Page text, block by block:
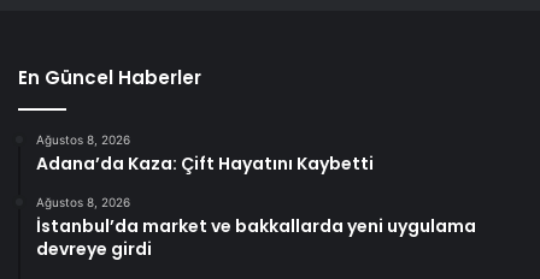
En Güncel Haberler
Ağustos 8, 2026
Adana’da Kaza: Çift Hayatını Kaybetti
Ağustos 8, 2026
İstanbul’da market ve bakkallarda yeni uygulama
devreye girdi